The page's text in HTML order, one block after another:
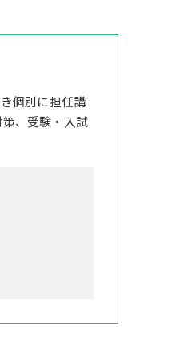
個別に担任講
、受験・入試